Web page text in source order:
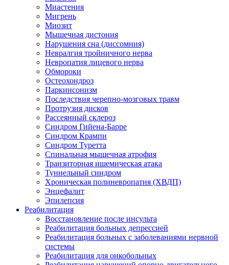
Миастения
Мигрень
Миозит
Мышечная дистония
Нарушения сна (диссомния)
Невралгия тройничного нерва
Невропатия лицевого нерва
Обмороки
Остеохондроз
Паркинсонизм
Последствия черепно-мозговых травм
Протрузия дисков
Рассеянный склероз
Синдром Гийена-Барре
Синдром Крампи
Синдром Туретта
Спинальная мышечная атрофия
Транзиторная ишемическая атака
Туннельный синдром
Хроническая полиневропатия (ХВДП)
Энцефалит
Эпилепсия
Реабилитация
Восстановление после инсульта
Реабилитация больных депрессией
Реабилитация больных с заболеваниями нервной
системы
Реабилитация для онкобольных